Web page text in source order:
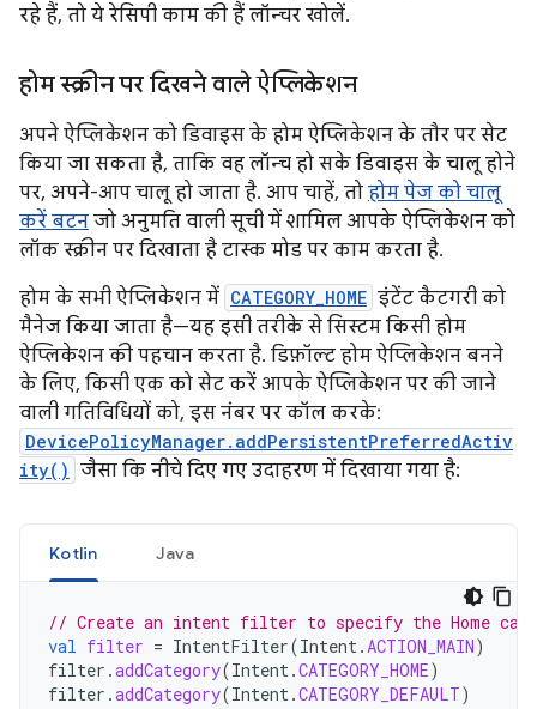
रहे हैं, तो ये रेसिपी काम की हैं लॉन्चर खोलें.
होम स्क्रीन पर दिखने वाले ऐप्लिकेशन
अपने ऐप्लिकेशन को डिवाइस के होम ऐप्लिकेशन के तौर पर सेट
किया जा सकता है, ताकि वह लॉन्च हो सके डिवाइस के चालू होने
पर, अपने-आप चालू हो जाता है. आप चाहें, तो होम पेज को चालू
करें बटन जो अनुमति वाली सूची में शामिल आपके ऐप्लिकेशन को
लॉक स्क्रीन पर दिखाता है टास्क मोड पर काम करता है.
होम के सभी ऐप्लिकेशन में CATEGORY_HOME इंटेंट कैटगरी को
मैनेज किया जाता है—यह इसी तरीके से सिस्टम किसी होम
ऐप्लिकेशन की पहचान करता है. डिफ़ॉल्ट होम ऐप्लिकेशन बनने
के लिए, किसी एक को सेट करें आपके ऐप्लिकेशन पर की जाने
वाली गतिविधियों को, इस नंबर पर कॉल करके:
DevicePolicyManager.addPersistentPreferredActiv
ity() जैसा कि नीचे दिए गए उदाहरण में दिखाया गया है:
Kotlin Java
// Create an intent filter to specify the Home
val filter = IntentFilter(Intent.ACTION_MAIN)
filter .addCategory(Intent.CATEGORY_HOME)
filter .addCategory(Intent.CATEGORY_DEFAULT)